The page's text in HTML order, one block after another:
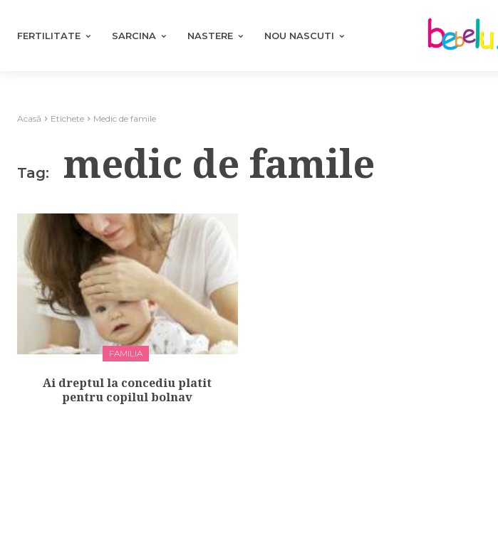
FERTILITATE SARCINA NASTERE NOU NASCUTI
Acasă Etichete Medic de famile
Tag: medic de famile
FAMILIA
Ai dreptul la concediu platit
pentru copilul bolnav